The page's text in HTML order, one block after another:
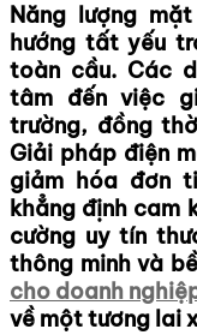
Năng lượng
hướng tất yếu
toàn cầu. Các
tâm đến việc
trường, đồng
Giải pháp điện
giảm hóa đơn
khẳng định cam
cường uy tín
thông minh và
cho doanh
về một tương lai